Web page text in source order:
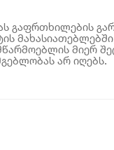
გაფრთხილების
მიერ
არ იღებს.